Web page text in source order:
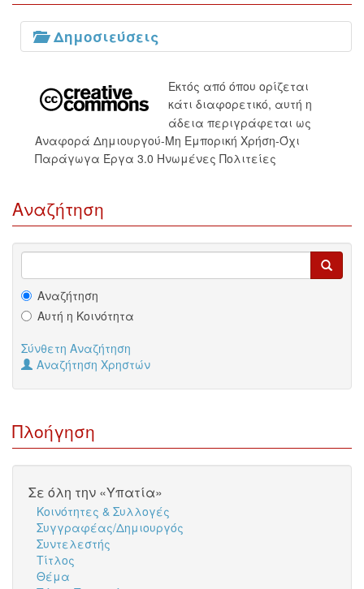
Δημοσιεύσεις
Εκτός από όπου ορίζεται
κάτι διαφορετικό, αυτή η
άδεια περιγράφεται ως
Αναφορά Δημιουργού-Μη Εμπορική Χρήση-Όχι
Παράγωγα Έργα 3.0 Ηνωμένες Πολιτείες
Αναζήτηση
Αναζήτηση
Αυτή η Κοινότητα
Σύνθετη Αναζήτηση
Αναζήτηση Χρηστών
Πλοήγηση
Σε όλη την «Υπατία»
Κοινότητες & Συλλογές
Συγγραφέας/Δημιουργός
Συντελεστής
Τίτλος
Θέμα